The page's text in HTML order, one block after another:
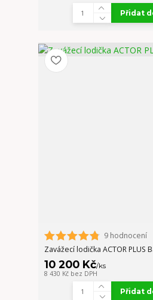
Přidat
9 hodnocení
Zavážecí lodička ACTOR PLUS
10 200 Kč/ks
8 430 Kč bez DPH
Přidat